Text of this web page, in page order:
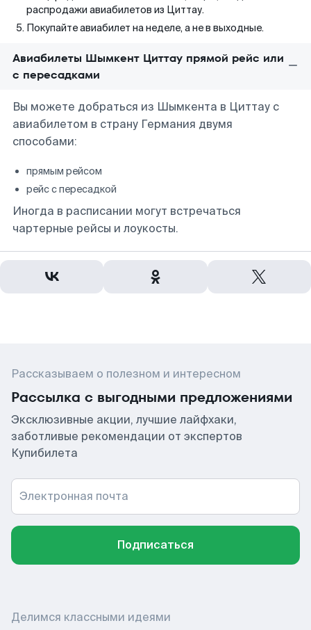
распродажи авиабилетов из Циттау.
Покупайте авиабилет на неделе, а не в выходные.
Авиабилеты Шымкент Циттау прямой рейс или
с пересадками
Вы можете добраться из Шымкента в Циттау с
авиабилетом в страну Германия двумя
способами:
прямым рейсом
рейс с пересадкой
Иногда в расписании могут встречаться
чартерные рейсы и лоукосты.
Рассказываем о полезном и интересном
Рассылка с выгодными предложениями
Эксклюзивные акции, лучшие лайфхаки,
заботливые рекомендации от экспертов
Купибилета
Электронная почта
Подписаться
Делимся классными идеями